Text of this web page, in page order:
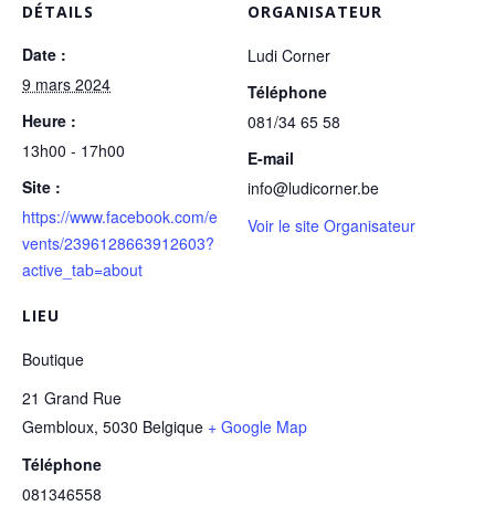
DÉTAILS
Date :
9 mars 2024
Heure :
13h00 - 17h00
Site :
https://www.facebook.com/e
vents/2396128663912603?
active_tab=about
LIEU
Boutique
21 Grand Rue
Gembloux, 5030 Belgique + Google Map
Téléphone
081346558
ORGANISATEUR
Ludi Corner
Téléphone
081/34 65 58
E-mail
info@ludicorner.be
Voir le site Organisateur